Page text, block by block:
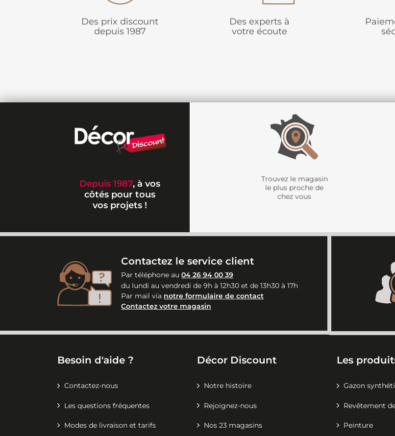
Des prix discount
depuis 1987
Des experts à
votre écoute
Depuis 1987, à vos
côtés pour tous
vos projets !
Trouvez le magasin
le plus proche de
chez vous
Contactez le service client
Par téléphone au 04 26 94 00 39
du lundi au vendredi de 9h à 12h30 et de 13h30 à 17h
Par mail via notre formulaire de contact
Contactez votre magasin
Besoin d'aide ?
Contactez-nous
Les questions fréquentes
Modes de livraison et tarifs
Décor Discount
Notre histoire
Rejoignez-nous
Nos 23 magasins
Les
Gazon
Revêtement
Peinture